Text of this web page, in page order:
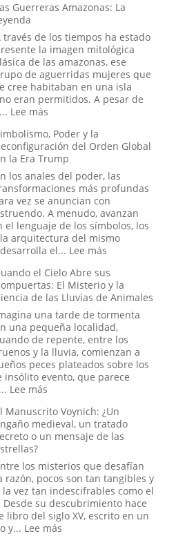
«Niños
Índigo»
y
el
Proyecto
Stargate:
¿La
Última
Frontera
la
Psique
o
el
Sueño
de
un
Espía?
Guerreras Amazonas: La
través de los tiempos ha estado
la imagen mitológica
de las amazonas, ese
de aguerridas mujeres que
cree habitaban en una isla
eran permitidos. A pesar de
Lee más:
Guerreras
Amazonas:
La
leyenda
Poder y la
del Orden Global
la Era Trump
los anales del poder, las
más profundas
vez se anuncian con
A menudo, avanzan
el lenguaje de los símbolos, los
arquitectura del mismo
el... Lee más:
Poder
y
la
Reconfiguración
del
Orden
Global
en
la
el Cielo Abre sus
El Misterio y la
de las Lluvias de Animales
una tarde de tormenta
una pequeña localidad,
de repente, entre los
y la lluvia, comienzan a
peces plateados sobre los
insólito evento, que parece
Lee más:
el
Cielo
Abre
Compuertas:
El
Misterio
y
la
Ciencia
Manuscrito Voynich: ¿Un
medieval, un tratado
o un mensaje de las
los misterios que desafían
razón, pocos son tan tangibles y
la vez tan indescifrables como el
su descubrimiento hace
libro del siglo XV, escrito en un
y... Lee más: